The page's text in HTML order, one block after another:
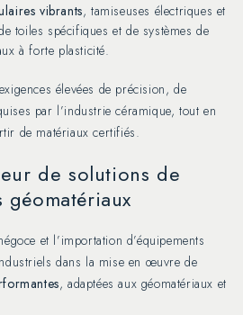
vibrants, tamiseuses électriques et
toiles spécifiques et de systèmes de
à forte plasticité.
élevées de précision, de
par l’industrie céramique, tout en
de matériaux certifiés.
de solutions de
et l’importation d’équipements
dans la mise en œuvre de
, adaptées aux géomatériaux et